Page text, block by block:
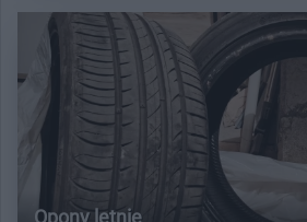
Opony letnie